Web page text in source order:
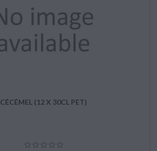
CÉCÉMEL (12 X 30CL PET)